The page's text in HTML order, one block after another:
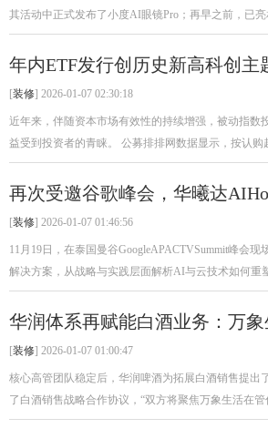
其活动中正式发布了小度AI眼镜Pro；再早之前，已
年内ETF发行创历史新高科创主
[装修] 2026-01-07 02:30:18
近年来，伴随资本市场有效性的持续增强，被动指数
益受到投资者的青睐。 公募排排网数据显示，按认购
再次受邀谷歌峰会，华曦达
[装修] 2026-01-07 01:46:56
11月19日，在泰国曼谷GoogleAPACTVSummit峰会
解决方案，从战略与实践层面解析AI与云技术如何重
华润体系再赋能白酒业务：万
[装修] 2026-01-07 01:00:47
核心高管团队稳定后，华润啤酒为拓展白酒销售提出
了白酒销售战略合作协议，“双方将聚焦万象生活在